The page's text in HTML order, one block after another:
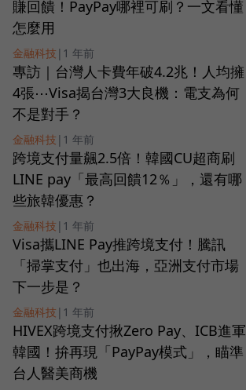
賺回饋！PayPay哪裡可刷？一文看懂
怎麼用
金融科技 | 1 年前
專訪｜台灣人卡費年破4.2兆！人均擁
4張⋯Visa揭台灣3大良機：電支為何
不是對手？
金融科技 | 1 年前
跨境支付量飆2.5倍！韓國CU超商刷
LINE pay「最高回饋12％」，還有哪
些旅韓優惠？
金融科技 | 1 年前
Visa攜LINE Pay推跨境支付！騰訊
「掃掌支付」也出海，亞洲支付市場
下一步是？
金融科技 | 1 年前
HIVEX跨境支付揪Zero Pay、ICB進軍
韓國！拚再現「PayPay模式」，瞄準
台人醫美商機